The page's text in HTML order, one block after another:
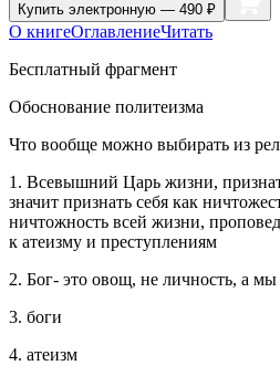
Купить электронную — 490 ₽
О книгеОглавлениеЧитать
Бесплатный фрагмент
Обоснование политеизма
Что вообще можно выбирать из
1. Всевышний Царь жизни,
значит признать себя как
ничтожность всей жизни,
к атеизму и преступлениям
2. Бог- это овощ, не личность, а
3. боги
4. атеизм